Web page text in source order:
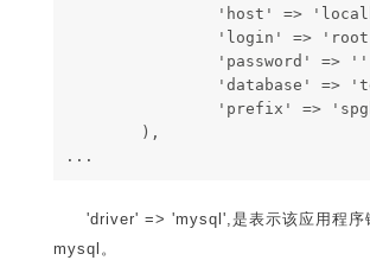
'host' =>
'login' =>
'password' =>
'database' =>
'prefix' =>
),
...
'driver' => 'mysql',是表示该应用程序
mysql。